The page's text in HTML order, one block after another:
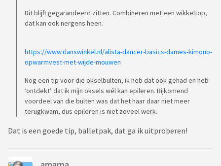
Dit blijft gegarandeerd zitten. Combineren met een wikkeltop,
dat kan ook nergens heen.
https://www.danswinkel.nl/alista-dancer-basics-dames-kimono-
opwarmvest-met-wijde-mouwen
Nog een tip voor die okselbulten, ik heb dat ook gehad en heb
‘ontdekt’ dat ik mijn oksels wél kan epileren. Bijkomend
voordeel van die bulten was dat het haar daar niet meer
terugkwam, dus epileren is niet zoveel werk.
Dat is een goede tip, balletpak, dat ga ik uitproberen!